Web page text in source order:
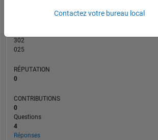
302
025
RÉPUTATION
0
CONTRIBUTIONS
0
Questions
4
Réponses
Contactez votre bureau local